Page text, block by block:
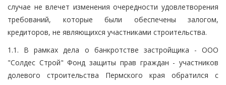
случае не влечет изменения очередности удовлетворения
требований, которые были обеспечены залогом,
кредиторов, не являющихся участниками строительства.
1.1. В рамках дела о банкротстве застройщика - ООО
"Солдес Строй" Фонд защиты прав граждан - участников
долевого строительства Пермского края обратился с